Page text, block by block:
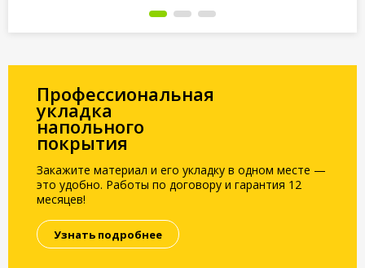
Профессиональная
укладка
напольного
покрытия
Закажите материал и его укладку в одном месте —
это удобно. Работы по договору и гарантия 12
месяцев!
Узнать подробнее